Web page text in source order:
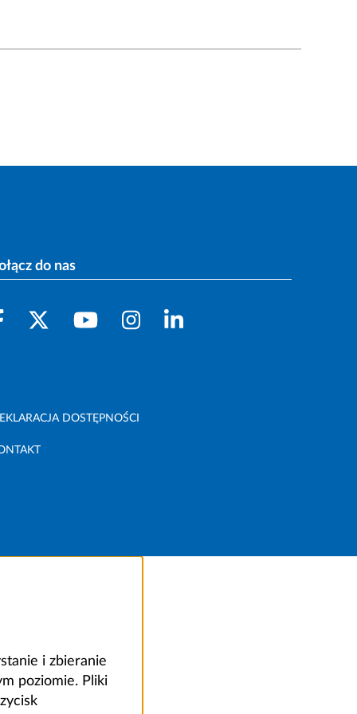
do nas
DOSTĘPNOŚCI
i zbieranie
poziomie. Pliki